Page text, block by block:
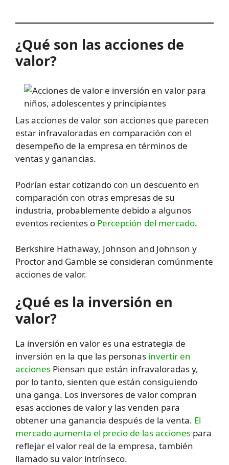
¿Qué son las acciones de
valor?
Las acciones de valor son acciones que parecen
estar infravaloradas en comparación con el
desempeño de la empresa en términos de
ventas y ganancias.
Podrían estar cotizando con un descuento en
comparación con otras empresas de su
industria, probablemente debido a algunos
eventos recientes o Percepción del mercado.
Berkshire Hathaway, Johnson and Johnson y
Proctor and Gamble se consideran comúnmente
acciones de valor.
¿Qué es la inversión en
valor?
La inversión en valor es una estrategia de
inversión en la que las personas invertir en
acciones Piensan que están infravaloradas y,
por lo tanto, sienten que están consiguiendo
una ganga. Los inversores de valor compran
esas acciones de valor y las venden para
obtener una ganancia después de la venta. El
mercado aumenta el precio de las acciones para
reflejar el valor real de la empresa, también
llamado su valor intrínseco.